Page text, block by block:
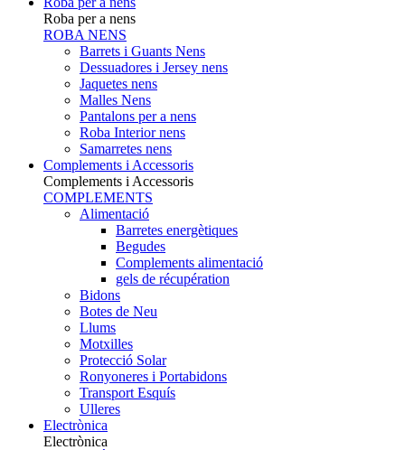
Roba per a nens
ROBA NENS
Barrets i Guants Nens
Dessuadores i Jersey nens
Jaquetes nens
Malles Nens
Pantalons per a nens
Roba Interior nens
Samarretes nens
Complements i Accessoris
Complements i Accessoris
COMPLEMENTS
Alimentació
Barretes energètiques
Begudes
Complements alimentació
gels de récupération
Bidons
Botes de Neu
Llums
Motxilles
Protecció Solar
Ronyoneres i Portabidons
Transport Esquís
Ulleres
Electrònica
Electrònica